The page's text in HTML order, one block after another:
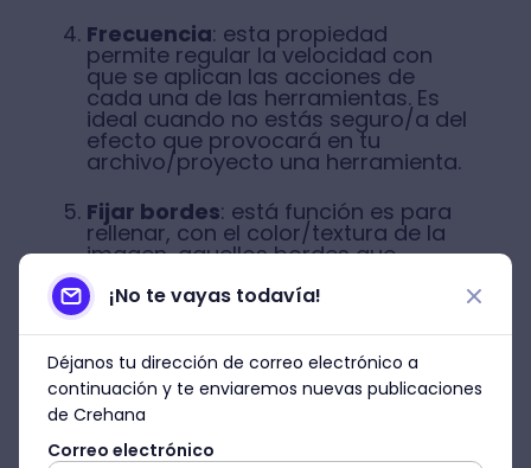
Frecuencia: esta propiedad
permite regular la velocidad con
que se aplican las acciones de
cada una de las herramientas. Es
ideal cuando no estás seguro/a del
efecto que provocará en tu
archivo/proyecto una herramienta.
Fijar bordes: está función es para
rellenar, con el color/textura de la
imagen, aquellos bordes que
fueron afectados por una
herramienta. Situación en la cual se
percibe el telón de fondo, conocido
como área de trabajo inerte.
Presión de stylus: esta propiedad
está sólo habilitada para quienes
digital.
¡No te vayas todavía!
Déjanos tu dirección de correo electrónico a
continuación y te enviaremos nuevas publicaciones
de Crehana
Correo electrónico